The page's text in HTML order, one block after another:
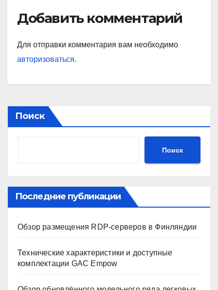
Добавить комментарий
Для отправки комментария вам необходимо
авторизоваться.
Поиск
Поиск
Последние публикации
Обзор размещения RDP-серверов в Финляндии
Технические характеристики и доступные
комплектации GAC Empow